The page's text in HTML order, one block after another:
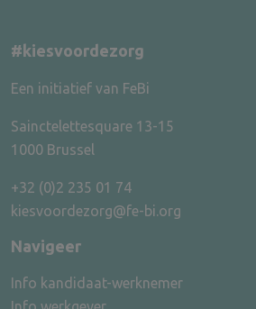
#kiesvoordezorg
Een initiatief van FeBi
Sainctelettesquare 13-15
1000 Brussel
+32 (0)2 235 01 74
kiesvoordezorg@fe-bi.org
Navigeer
Info kandidaat-werknemer